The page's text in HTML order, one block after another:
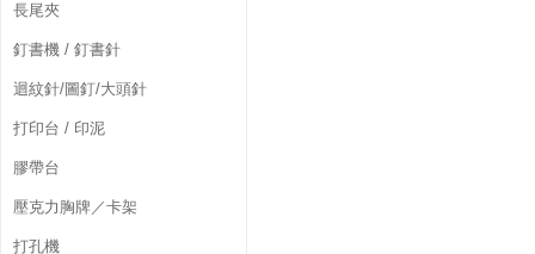
長尾夾
釘書機 / 釘書針
迴紋針/圖釘/大頭針
打印台 / 印泥
膠帶台
壓克力胸牌／卡架
打孔機